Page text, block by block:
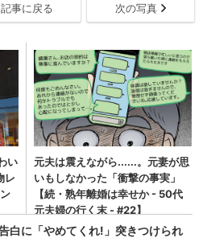
記事に戻る 次の写真